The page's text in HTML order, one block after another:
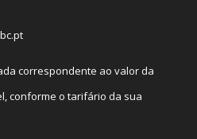
correspondente ao valor da
conforme o tarifário da sua